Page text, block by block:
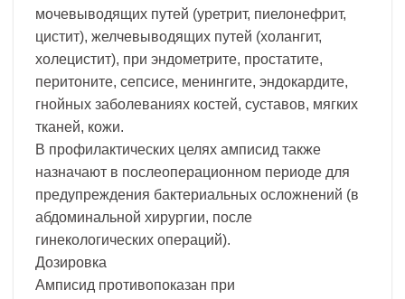
мочевыводящих путей (уретрит, пиелонефрит,
цистит), желчевыводящих путей (холангит,
холецистит), при эндометрите, простатите,
перитоните, сепсисе, менингите, эндокардите,
гнойных заболеваниях костей, суставов, мягких
тканей, кожи.
В профилактических целях амписид также
назначают в послеоперационном периоде для
предупреждения бактериальных осложнений (в
абдоминальной хирургии, после
гинекологических операций).
Дозировка
Амписид противопоказан при